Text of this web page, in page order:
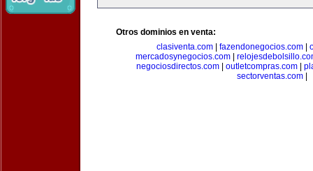
Otros dominios en venta:
clasiventa.com| fazendonegocios.com|
mercadosynegocios.com
negociosdirectos.com
outletcompras.com
sectorventas.com|